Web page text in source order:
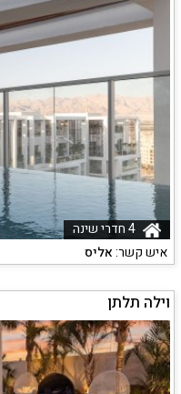
איש קשר:אליס
וילה תלתן